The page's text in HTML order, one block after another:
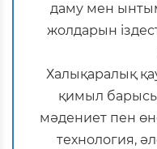
даму мен
жолдарын
Халықаралық
қимыл
мәдениет пен
технология,